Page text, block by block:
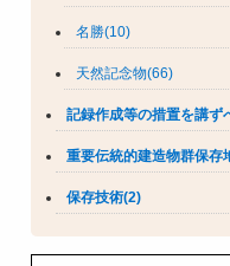
名勝(10)
天然記念物(66)
記録作成等の措置を講ず
重要伝統的建造物群保存
保存技術(2)